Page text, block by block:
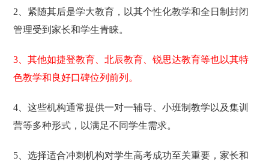
2、紧随其后是学大教育，以其个性化教学和全日制封闭
管理受到家长和学生青睐。
3、其他如捷登教育、北辰教育、锐思达教育等也以其特
色教学和良好口碑位列前列。
4、这些机构通常提供一对一辅导、小班制教学以及集训
营等多种形式，以满足不同学生需求。
5、选择适合冲刺机构对学生高考成功至关重要，家长和